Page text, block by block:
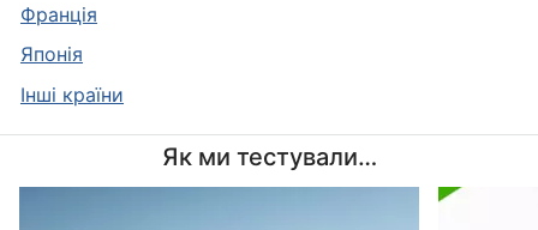
Франція
Японія
Інші країни
Як ми тестували…